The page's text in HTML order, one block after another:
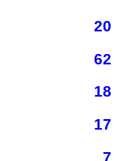
20
62
18
17
7